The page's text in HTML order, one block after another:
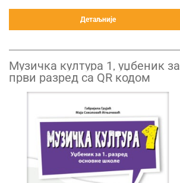
Детаљније
Музичка култура 1, уџбеник за
први разред са QR кодом